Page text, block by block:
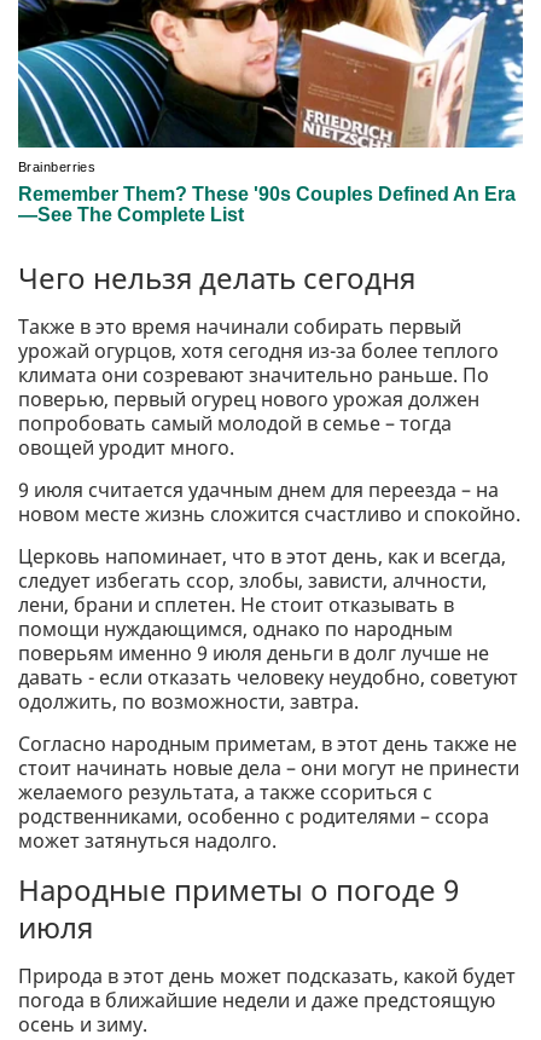
Чего нельзя делать сегодня
Также в это время начинали собирать первый
урожай огурцов, хотя сегодня из-за более теплого
климата они созревают значительно раньше. По
поверью, первый огурец нового урожая должен
попробовать самый молодой в семье – тогда
овощей уродит много.
9 июля считается удачным днем ​​для переезда – на
новом месте жизнь сложится счастливо и спокойно.
Церковь напоминает, что в этот день, как и всегда,
следует избегать ссор, злобы, зависти, алчности,
лени, брани и сплетен. Не стоит отказывать в
помощи нуждающимся, однако по народным
поверьям именно 9 июля деньги в долг лучше не
давать - если отказать человеку неудобно, советуют
одолжить, по возможности, завтра.
Согласно народным приметам, в этот день также не
стоит начинать новые дела – они могут не принести
желаемого результата, а также ссориться с
родственниками, особенно с родителями – ссора
может затянуться надолго.
Народные приметы о погоде 9
июля
Природа в этот день может подсказать, какой будет
погода в ближайшие недели и даже предстоящую
осень и зиму.